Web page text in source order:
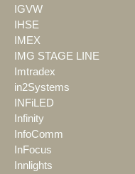
IGVW
IHSE
IMEX
IMG STAGE LINE
Imtradex
in2Systems
INFiLED
Infinity
InfoComm
InFocus
Innlights